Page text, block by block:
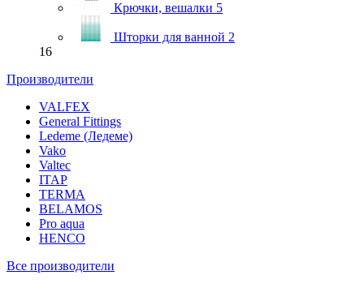
Крючки, вешалки 5
Шторки для ванной 2
16
Производители
VALFEX
General Fittings
Ledeme (Ледеме)
Vako
Valtec
ITAP
TERMA
BELAMOS
Pro aqua
HENCO
Все производители